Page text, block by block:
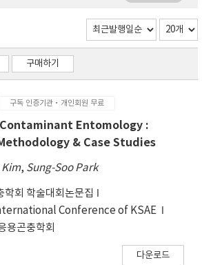
구매하기
구독 인증기관·개인회원 무료
Entomology :
& Case Studies
Kim, Sung-Soo Park
학회 학술대회논문집
Conference of KSAE
용곤충학회
다운로드